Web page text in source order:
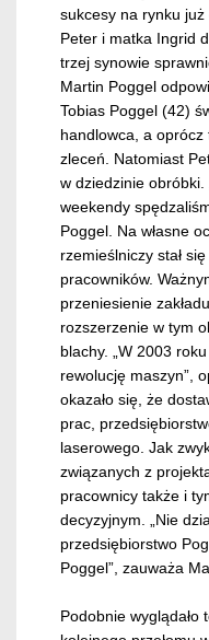
sukcesy na rynku już
Peter i matka Ingrid
trzej synowie
Martin Poggel
Tobias Poggel (42)
handlowca, a
zleceń. Natomiast
w dziedzinie
weekendy
Poggel. Na własne
rzemieślniczy stał
pracowników.
przeniesienie
rozszerzenie w tym
blachy. „W 2003
rewolucję maszyn”,
okazało się, że
prac,
laserowego. Jak
związanych z
pracownicy także i
decyzyjnym. „Nie
przedsiębiorstwo
Poggel”, zauważa
Podobnie